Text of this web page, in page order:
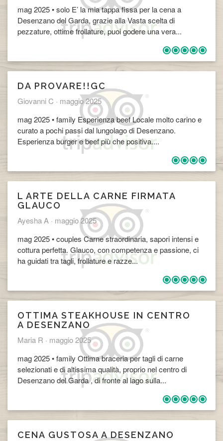
mag 2025 • solo E’ la mia tappa fissa per la cena a
Desenzano del Garda, grazie alla Vasta scelta di
pezzature, ottime frollature, puoi godere una vera...
​DA PROVARE!!GC
Giovanni C · maggio 2025
mag 2025 • family Esperienza beef Locale molto carino e
curato a pochi passi dal lungolago di Desenzano.
Esperienza burger e beef più che positiva....
​L ARTE DELLA CARNE FIRMATA
GLAUCO
Ayesha A · maggio 2025
mag 2025 • couples Carne straordinaria, sapori intensi e
cottura perfetta. Glauco, con competenza e passione, ci
ha guidati tra tagli, frollature e razze...
​OTTIMA STEAKHOUSE IN CENTRO
A DESENZANO
Maria R · maggio 2025
mag 2025 • family Ottima braceria per tagli di carne
selezionati e di altissima qualità, proprio nel centro di
Desenzano del Garda , di fronte al lago sulla...
​CENA GUSTOSA A DESENZANO